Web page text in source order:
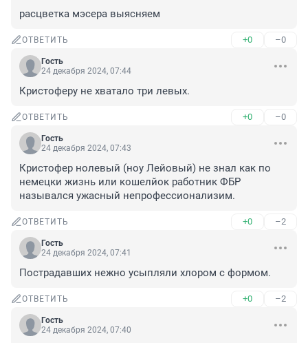
расцветка мэсера выясняем
ОТВЕТИТЬ +0 –0
Гость
24 декабря 2024, 07:44
Кристоферу не хватало три левых.
ОТВЕТИТЬ +0 –0
Гость
24 декабря 2024, 07:43
Кристофер нолевый (ноу Лейовый) не знал как по
немецки жизнь или кошелйок работник ФБР
назывался ужасный непрофессионализим.
ОТВЕТИТЬ +0 –2
Гость
24 декабря 2024, 07:41
Пострадавших нежно усыпляли хлором с формом.
ОТВЕТИТЬ +0 –2
Гость
24 декабря 2024, 07:40